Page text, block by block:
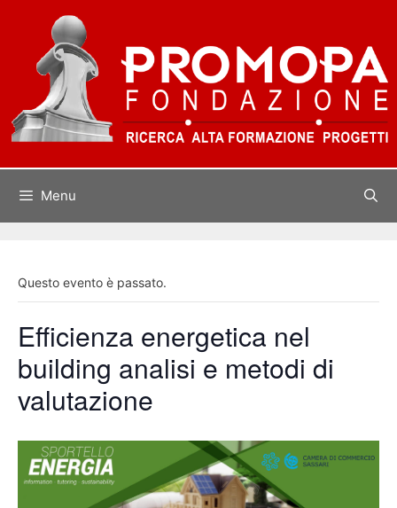
contenuto
Menu
Questo evento è passato.
Efficienza energetica nel
building analisi e metodi di
valutazione